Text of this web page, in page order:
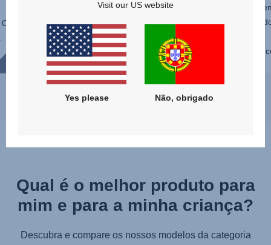
frente ou contramarcha, reclinada,
intermédia, a rotação de 360° do
DUALFIX PRO M faz com que seja
rápido e fácil colocar e retirar a sua
crianç...
Qual é o melhor produto para
mim e para a minha criança?
Descubra e compare os nossos modelos da categoria
Visit our US website
Yes please Não, obrigado